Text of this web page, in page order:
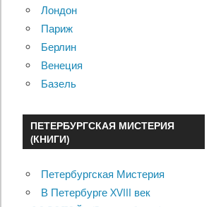
Лондон
Париж
Берлин
Венеция
Базель
ПЕТЕРБУРГСКАЯ МИСТЕРИЯ
(КНИГИ)
Петербургская Мистерия
В Петербурге XVIII век